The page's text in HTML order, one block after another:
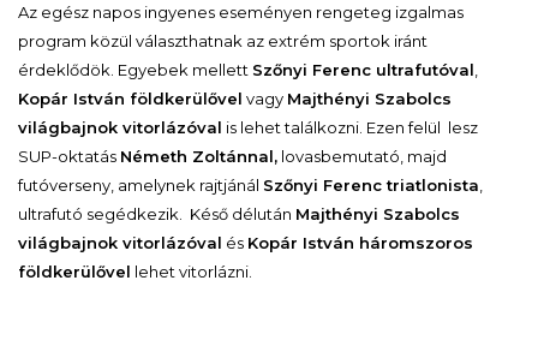
Az egész napos ingyenes eseményen rengeteg izgalmas
program közül választhatnak az extrém sportok iránt
érdeklődök. Egyebek mellett Szőnyi Ferenc ultrafutóval
Kopár István földkerülővel vagy Majthényi Szabolcs
világbajnok vitorlázóval is lehet találkozni. Ezen felül lesz
SUP-oktatás Németh Zoltánnal, lovasbemutató, majd
futóverseny, amelynek rajtjánál Szőnyi Ferenc triatlonista
ultrafutó segédkezik. Késő délután Majthényi Szabolcs
világbajnok vitorlázóval és Kopár István háromszoros
földkerülővel lehet vitorlázni.